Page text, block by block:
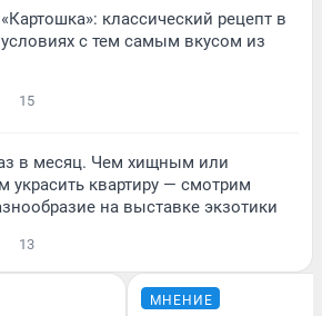
классический рецепт в
с тем самым вкусом из
15
в месяц. Чем хищным или
украсить квартиру — смотрим
на выставке экзотики
13
МНЕНИЕ